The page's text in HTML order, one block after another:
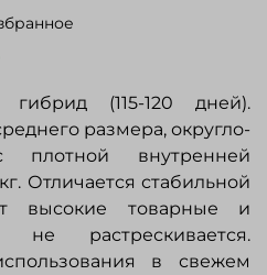
гибрид (115-120 дней).
размера, округло-
внутренней
Отличается стабильной
высокие товарные и
не растрескивается.
в свежем